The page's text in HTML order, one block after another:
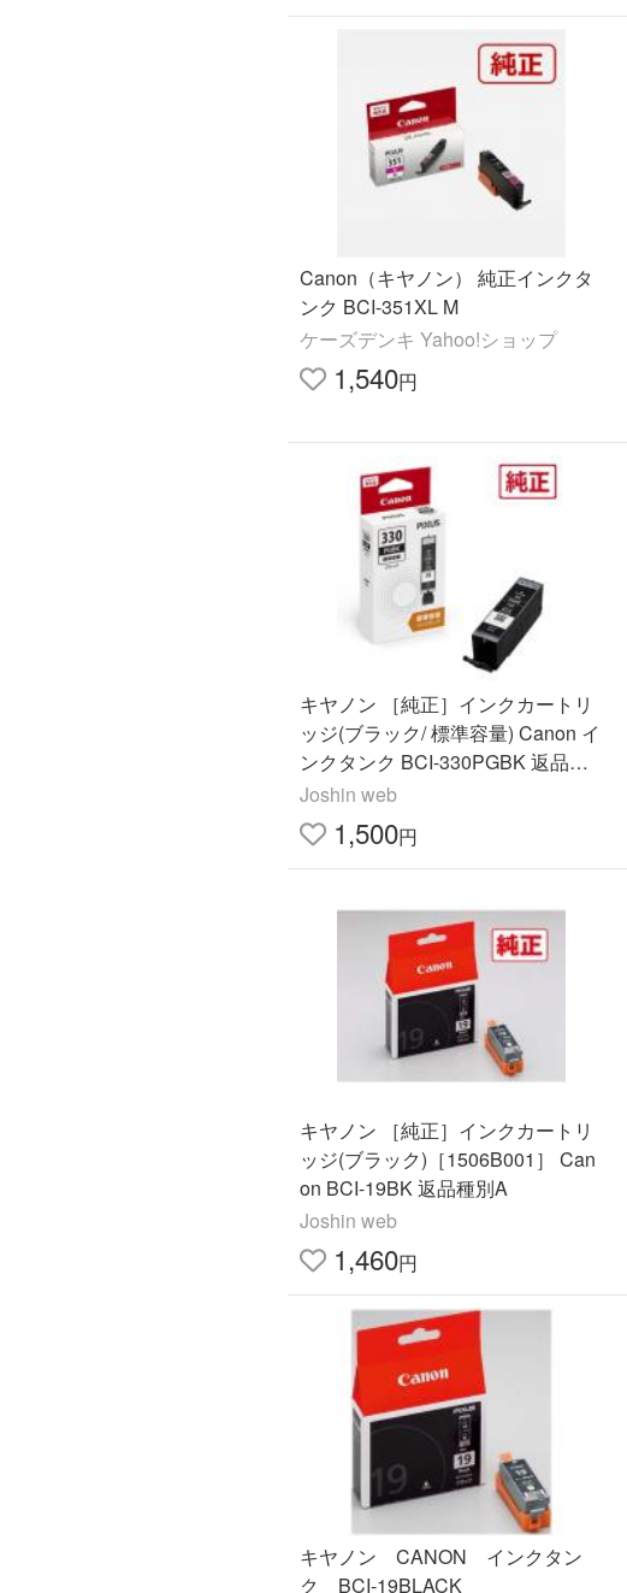
Canon（キヤノン） 純正インクタ
ンク BCI-351XL M
ケーズデンキ Yahoo!ショップ
1,540円
キヤノン ［純正］インクカートリ
ッジ(ブラック/ 標準容量) Canon イ
ンクタンク BCI-330PGBK 返品種
別A
Joshin web
1,500円
キヤノン ［純正］インクカートリ
ッジ(ブラック)［1506B001］ Can
on BCI-19BK 返品種別A
Joshin web
1,460円
キヤノン CANON インクタン
ク BCI-19BLACK